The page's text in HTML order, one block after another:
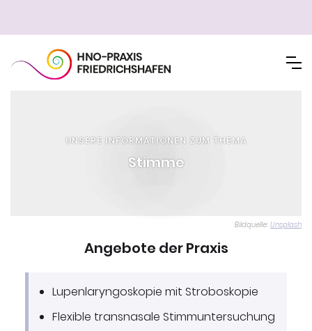
UNSERE INFORMATIONEN ZUM THEMA
Stimme
Bildquelle: Unsplash
Angebote der Praxis
Lupenlaryngoskopie mit Stroboskopie
Flexible transnasale Stimmuntersuchung